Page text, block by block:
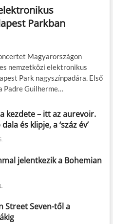
Parkban
Magyarországon
nemzetközi elektronikus
Park nagyszínpadára. Első
Padre Guilherme…
kezdete – itt az aurevoir.
és klipje, a ‘száz év’
jelentkezik a Bohemian
Street Seven-től a